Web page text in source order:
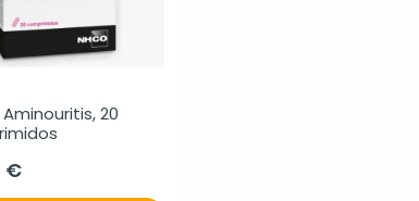
Aminouritis, 20
€